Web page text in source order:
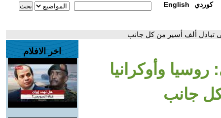
English كوردي
على تبادل ألف أسير من كل جانب
روسيا وأوكرانيا
جانب
اخر الافلام